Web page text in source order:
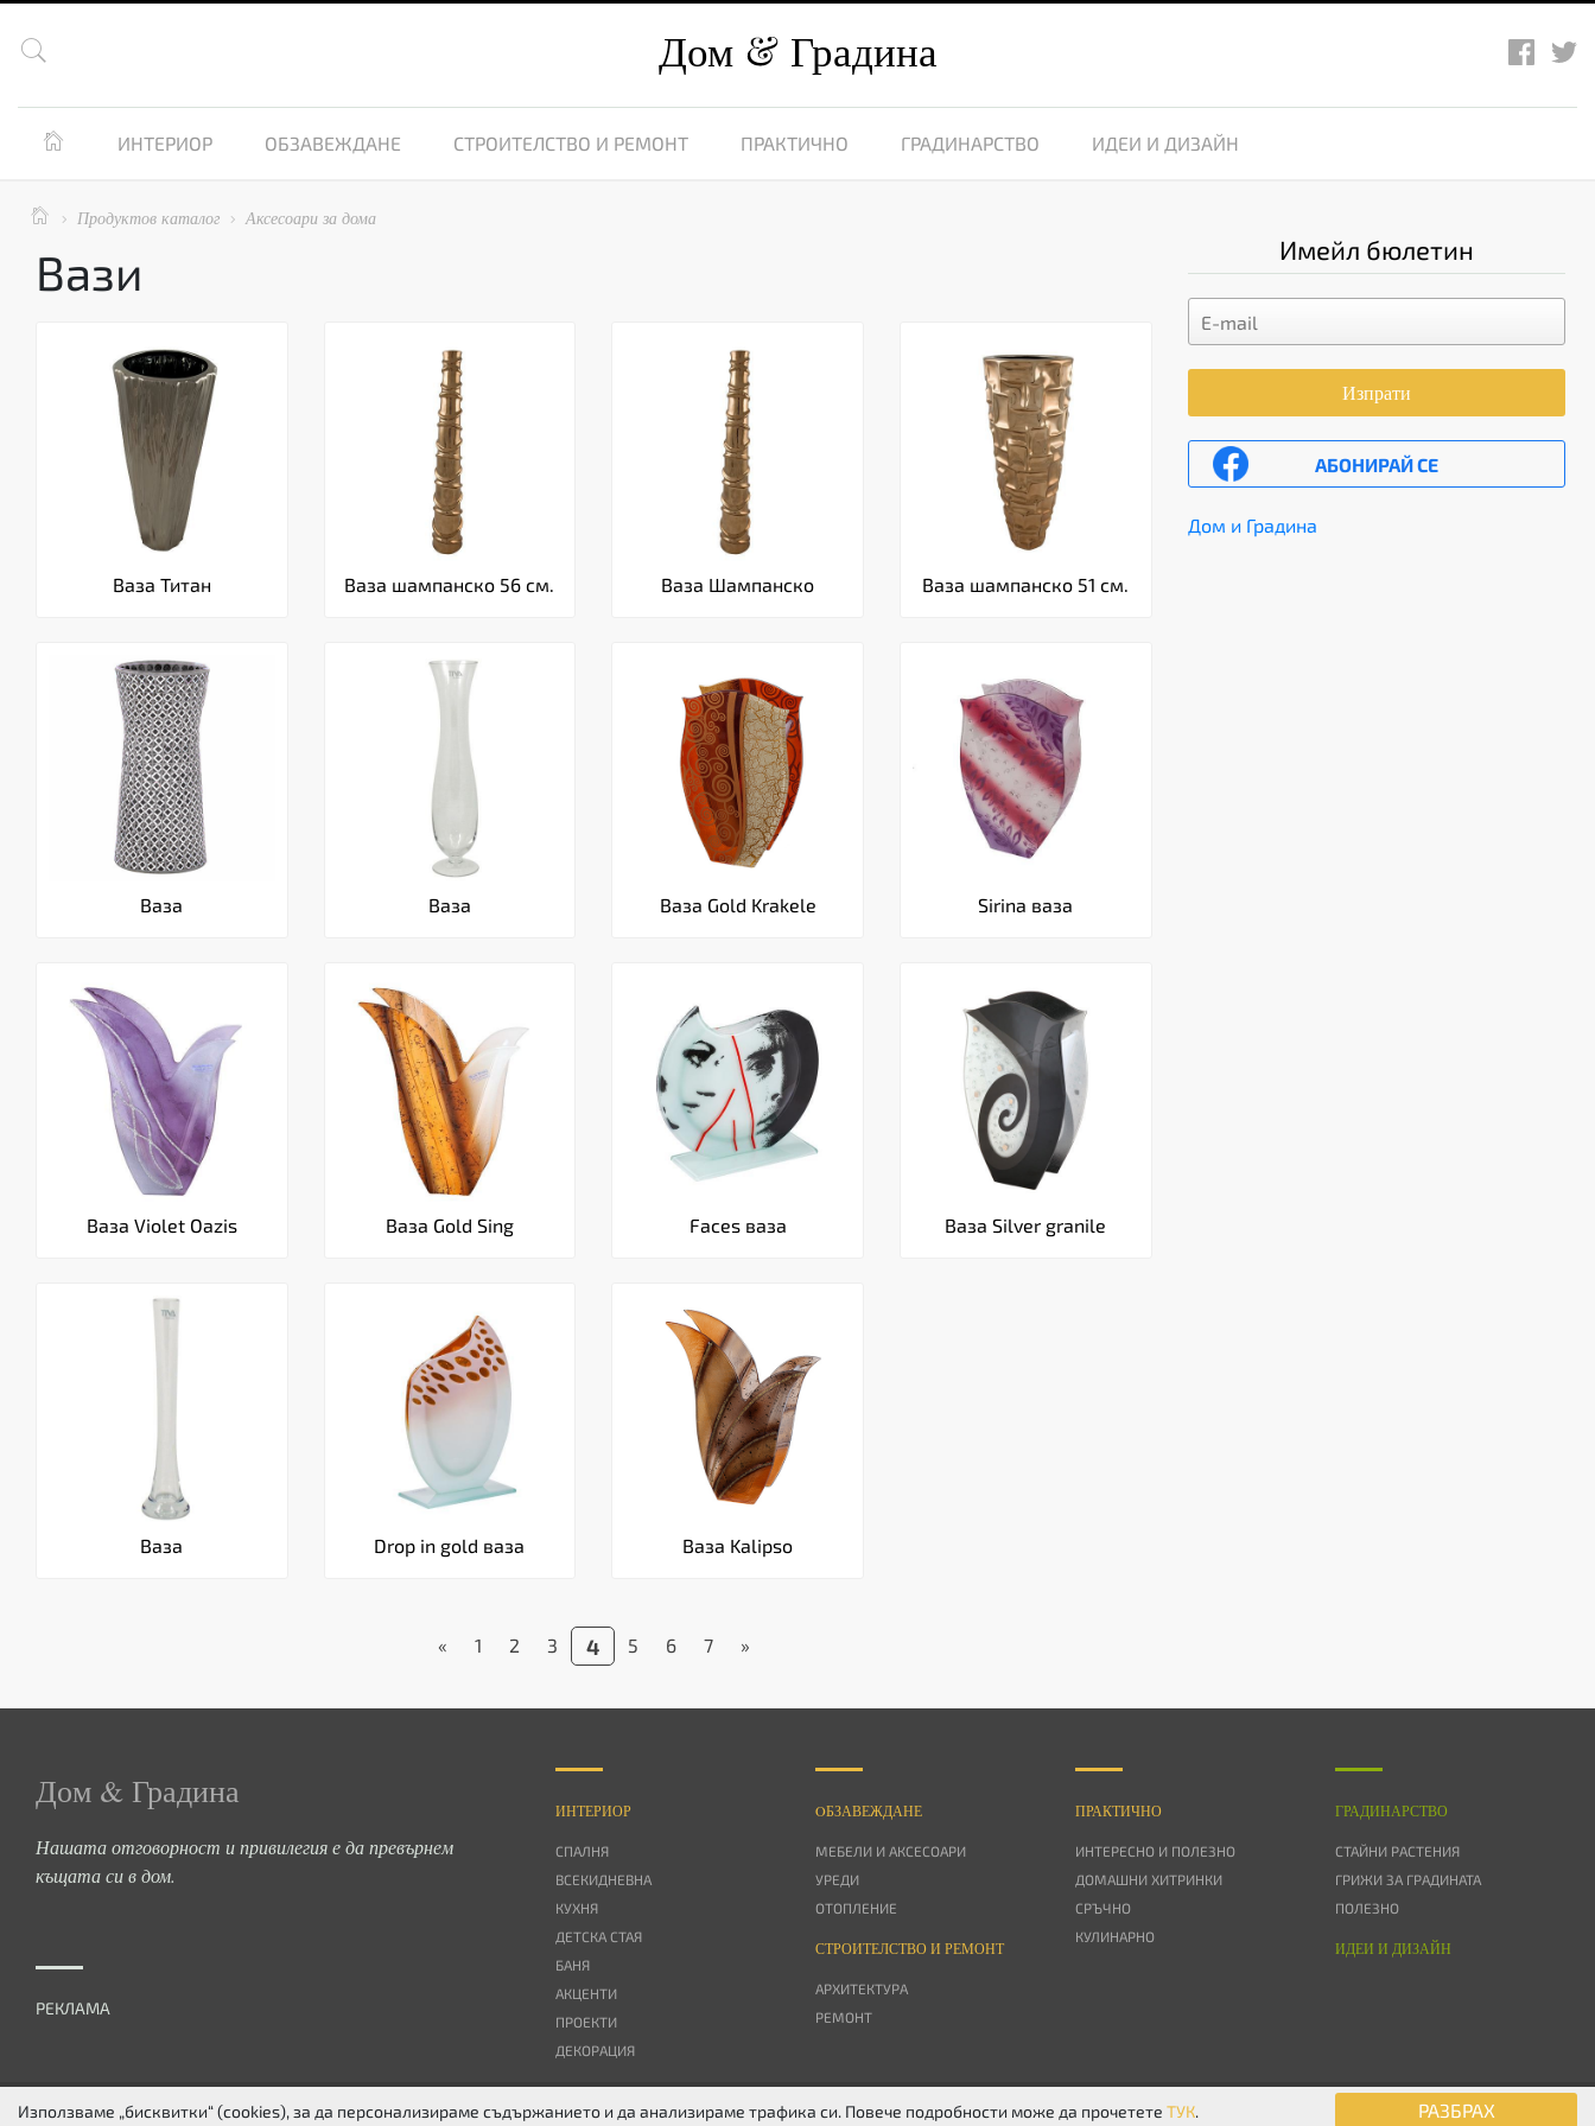
 Дом Градина
 ИНТЕРИОР ОБЗАВЕЖДАНЕ СТРОИТЕЛСТВО И РЕМОНТ ПРАКТИЧНО ГРАДИНАРСТВО ИДЕИ И ДИЗАЙН
  Продуктов каталог  Аксесоари за дома
Вази
Ваза Титан Ваза шампанско 56 см. Ваза Шампанско Ваза шампанско 51 см.
Ваза Ваза Ваза Gold Krakele Sirina ваза
Ваза Violet Oazis Ваза Gold Sing Faces ваза Ваза Silver granile
Ваза Drop in gold ваза Ваза Kalipso
« 1 2 3 4 5 6 7 »
Имейл бюлетин
Изпрати
АБОНИРАЙ СЕ
Дом и Градина
Дом & Градина
Нашата отговорност и привилегия е да превърнем
къщата си в дом.
РЕКЛАМА
ИНТЕРИОР
СПАЛНЯ
ВСЕКИДНЕВНА
КУХНЯ
ДЕТСКА СТАЯ
БАНЯ
АКЦЕНТИ
ПРОЕКТИ
ДЕКОРАЦИЯ
OБЗАВЕЖДАНЕ
МЕБЕЛИ И АКСЕСОАРИ
УРЕДИ
ОТОПЛЕНИЕ
СТРОИТЕЛСТВО И РЕМОНТ
АРХИТЕКТУРА
РЕМОНТ
ПРАКТИЧНО
ИНТЕРЕСНО И ПОЛЕЗНО
ДОМАШНИ ХИТРИНКИ
СРЪЧНО
КУЛИНАРНО
ГРАДИНАРСТВО
СТАЙНИ РАСТЕНИЯ
ГРИЖИ ЗА ГРАДИНАТА
ПОЛЕЗНО
ИДЕИ И ДИЗАЙН
ЗА НАС ПОВЕРИТЕЛНОСТ БИСКВИТКИ КОНТАКТИ FACEBOOK TWITTER © 2026 Дом & Градина. Всички права запазени.
Използваме „бисквитки“ (cookies), за да персонализираме съдържанието и да анализираме трафика си. Повече подробности може да прочетете ТУК. РАЗБРАХ